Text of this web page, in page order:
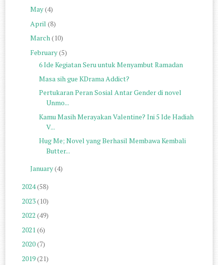
May(4)
April (8)
March(10)
February(5)
6 Ide Kegiatan Seru untuk Menyambut Ramadan
Masa sih gue KDrama Addict?
Pertukaran Peran Sosial Antar Gender di novel
Unmo...
Kamu Masih Merayakan Valentine? Ini 5 Ide Hadiah
V...
Hug Me; Novel yang Berhasil Membawa Kembali
Butter...
January(4)
2024(58)
2023(10)
2022 (49)
2021(6)
2020(7)
2019(21)